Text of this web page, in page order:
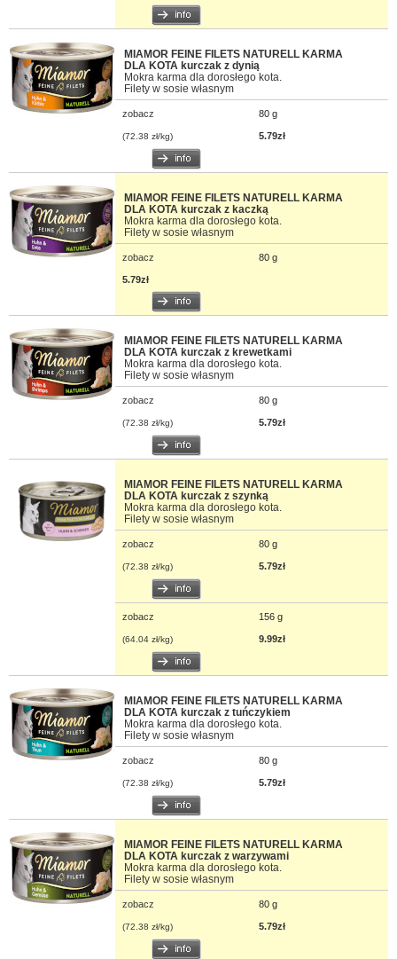
MIAMOR FEINE FILETS NATURELL KARMA
DLA KOTA kurczak z dynią
Mokra karma dla dorosłego kota.
Filety w sosie własnym
zobacz 80 g
(72.38 zł/kg) 5.79zł
MIAMOR FEINE FILETS NATURELL KARMA
DLA KOTA kurczak z kaczką
Mokra karma dla dorosłego kota.
Filety w sosie własnym
zobacz 80 g
5.79zł
MIAMOR FEINE FILETS NATURELL KARMA
DLA KOTA kurczak z krewetkami
Mokra karma dla dorosłego kota.
Filety w sosie własnym
zobacz 80 g
(72.38 zł/kg) 5.79zł
MIAMOR FEINE FILETS NATURELL KARMA
DLA KOTA kurczak z szynką
Mokra karma dla dorosłego kota.
Filety w sosie własnym
zobacz 80 g
(72.38 zł/kg) 5.79zł
zobacz 156 g
(64.04 zł/kg) 9.99zł
MIAMOR FEINE FILETS NATURELL KARMA
DLA KOTA kurczak z tuńczykiem
Mokra karma dla dorosłego kota.
Filety w sosie własnym
zobacz 80 g
(72.38 zł/kg) 5.79zł
MIAMOR FEINE FILETS NATURELL KARMA
DLA KOTA kurczak z warzywami
Mokra karma dla dorosłego kota.
Filety w sosie własnym
zobacz 80 g
(72.38 zł/kg) 5.79zł